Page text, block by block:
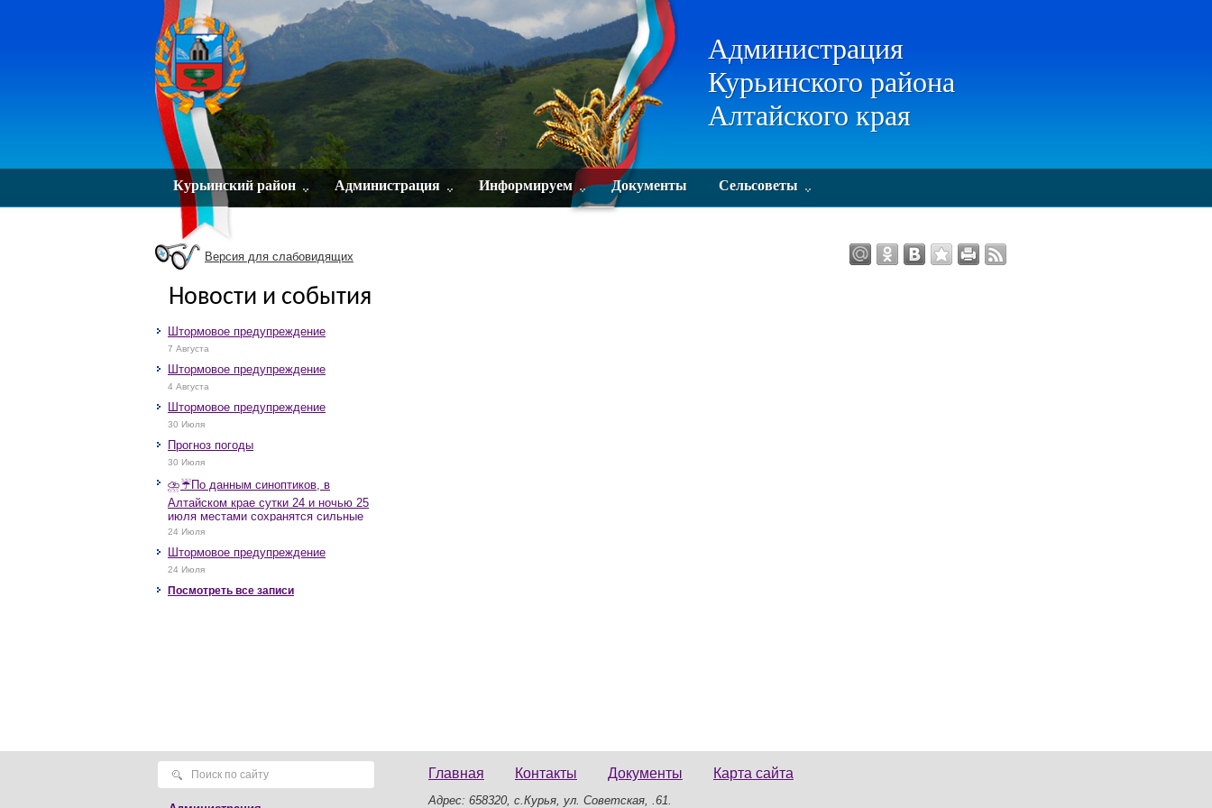
Администрация
Курьинского района
Алтайского края
Курьинский район Администрация Информируем Документы Сельсоветы
Версия для слабовидящих
Новости и события
Штормовое предупреждение
7 Августа
Штормовое предупреждение
4 Августа
Штормовое предупреждение
30 Июля
Прогноз погоды
30 Июля
⛈️☔️По данным синоптиков, в
Алтайском крае сутки 24 и ночью 25
июля местами сохранятся сильные
дожди, грозы, при грозах очень
крупный град, шквалистое усиление
ветра до 17-22 м/с, местами порывы
25 м/с и более.
24 Июля
Штормовое предупреждение
24 Июля
Посмотреть все записи
Главная Контакты Документы Карта сайта
Адрес: 658320, с.Курья, ул. Советская, .61.